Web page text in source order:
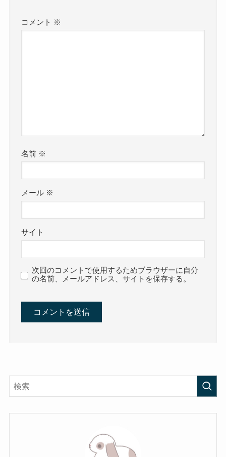
コメント ※
名前 ※
メール ※
サイト
次回のコメントで使用するためブラウザーに自分
の名前、メールアドレス、サイトを保存する。